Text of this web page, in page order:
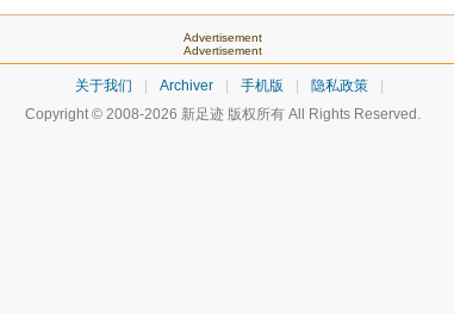
Advertisement
Advertisement
关于我们 Archiver 手机版 隐私政策
Copyright © 2008-2026 新足迹 版权所有 All Rights Reserved.